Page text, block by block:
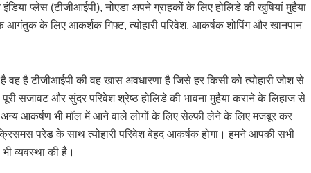
प्लेस (टीजीआईपी), नोएडा अपने ग्राहकों के लिए होलिडे की खुषियां मुहैया
के लिए आकर्शक गिफ्ट, त्योहारी परिवेश, आकर्षक शोपिंग और खानपान
है टीजीआईपी की वह खास अवधारणा है जिसे हर किसी को त्योहारी जोश से
सजावट और सुंदर परिवेश श्रेष्ठ होलिडे की भावना मुहैया कराने के लिहाज से
आकर्षण भी मॉल में आने वाले लोगों के लिए सेल्फी लेने के लिए मजबूर कर
परेड के साथ त्योहारी परिवेश बेहद आकर्षक होगा। हमने आपकी सभी
व्यवस्था की है।